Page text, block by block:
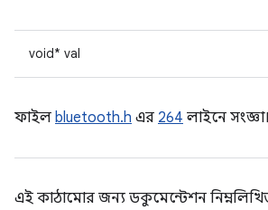
void* val
ফাইল bluetooth.h এর 264 লাইনে সংজ্ঞা।
এই কাঠামোর জন্য ডকুমেন্টেশন